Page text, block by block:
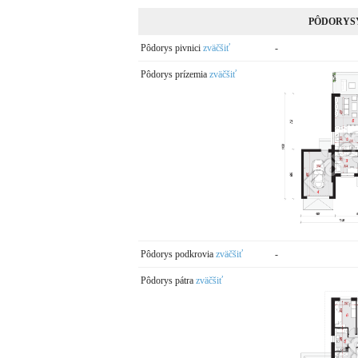
Pôdorys pivnici zväčšiť -
Pôdorys prízemia zväčšiť
Pôdorys podkrovia zväčšiť -
Pôdorys pátra zväčšiť